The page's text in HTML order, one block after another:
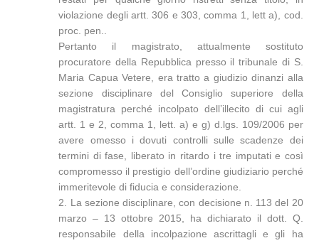
violazione degli artt. 306 e 303, comma 1, lett a), cod.
proc. pen..
Pertanto il magistrato, attualmente sostituto
procuratore della Repubblica presso il tribunale di S.
Maria Capua Vetere, era tratto a giudizio dinanzi alla
sezione disciplinare del Consiglio superiore della
magistratura perché incolpato dell’illecito di cui agli
artt. 1 e 2, comma 1, lett. a) e g) d.lgs. 109/2006 per
avere omesso i dovuti controlli sulle scadenze dei
termini di fase, liberato in ritardo i tre imputati e così
compromesso il prestigio dell’ordine giudiziario perché
immeritevole di fiducia e considerazione.
2. La sezione disciplinare, con decisione n. 113 del 20
marzo – 13 ottobre 2015, ha dichiarato il dott. Q.
responsabile della incolpazione ascrittagli e gli ha